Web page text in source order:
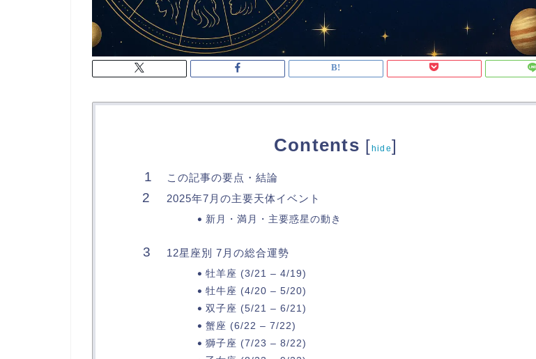
Contents [hide]
この記事の要点・結論
2025年7月の主要天体イベント
新月・満月・主要惑星の動き
12星座別 7月の総合運勢
牡羊座 (3/21 – 4/19)
牡牛座 (4/20 – 5/20)
双子座 (5/21 – 6/21)
蟹座 (6/22 – 7/22)
獅子座 (7/23 – 8/22)